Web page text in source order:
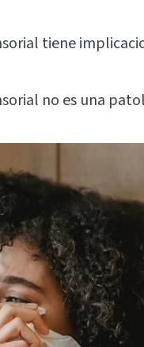
tiene
no es una